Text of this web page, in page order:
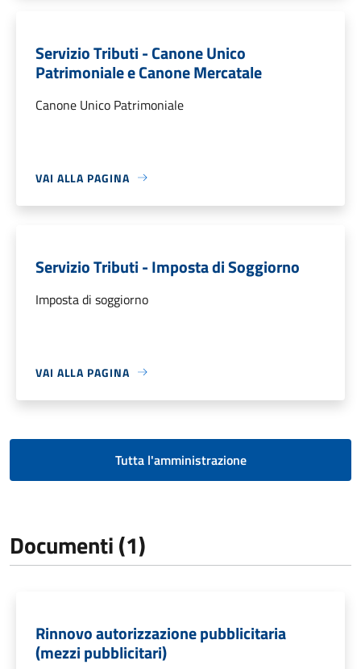
Servizio Tributi - Canone Unico
Patrimoniale e Canone Mercatale
Canone Unico Patrimoniale
VAI ALLA PAGINA
Servizio Tributi - Imposta di Soggiorno
Imposta di soggiorno
VAI ALLA PAGINA
Tutta l'amministrazione
Documenti (1)
Rinnovo autorizzazione pubblicitaria
(mezzi pubblicitari)